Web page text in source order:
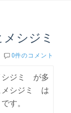
メシジミ
0件のコメント
シジミ が多
シジミ は
す。